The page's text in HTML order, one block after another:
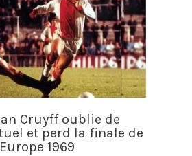
Cruyff oublie de
et perd la finale de
1969